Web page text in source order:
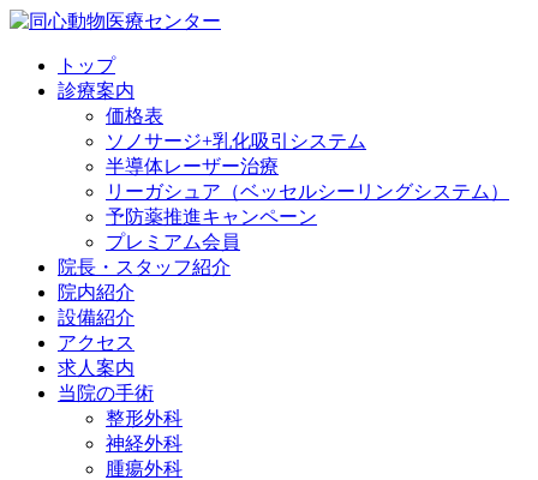
トップ
診療案内
価格表
ソノサージ+乳化吸引システム
半導体レーザー治療
リーガシュア（ベッセルシーリングシステム）
予防薬推進キャンペーン
プレミアム会員
院長・ スタッフ紹介
院内紹介
設備紹介
アクセス
求人案内
当院の手術
整形外科
神経外科
腫瘍外科